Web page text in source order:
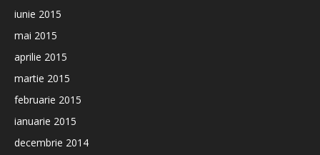
iunie 2015
mai 2015
aprilie 2015
martie 2015
februarie 2015
ianuarie 2015
decembrie 2014